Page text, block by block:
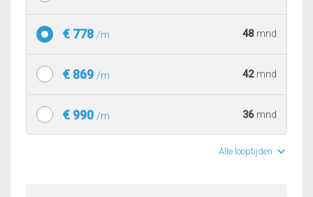
€ 778 /m 48 mnd
€ 869 /m 42 mnd
€ 990 /m 36 mnd
Alle looptijden